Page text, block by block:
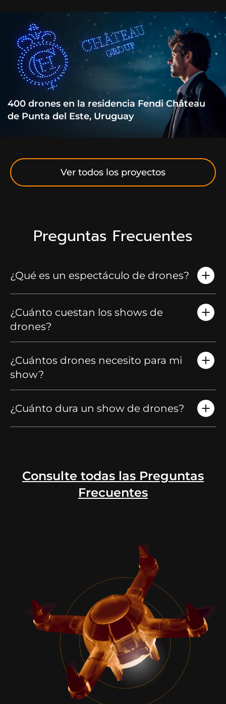
400 drones en la residencia Fendi Château
de Punta del Este, Uruguay
Ver todos los proyectos
Preguntas Frecuentes
¿Qué es un espectáculo de drones?
¿Cuánto cuestan los shows de
drones?
¿Cuántos drones necesito para mi
show?
¿Cuánto dura un show de drones?
Consulte todas las Preguntas
Frecuentes